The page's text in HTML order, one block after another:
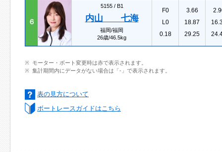
６
5155 / B1
内山 七海
福岡/福岡
26歳/46.5kg
F0
L0
0.18
3.66
18.87
29.25
モーター・ボート変更時は赤で表示されます。
集計期間内にデータがない場合は「-」で表示されます。
表の見方について
ボートレースガイドはこちら